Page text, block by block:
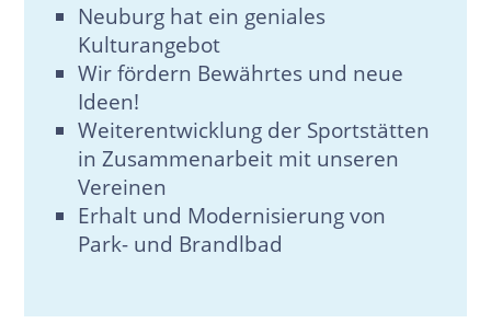
Neuburg hat ein geniales
Kulturangebot
Wir fördern Bewährtes und neue
Ideen!
Weiterentwicklung der Sportstätten
in Zusammenarbeit mit unseren
Vereinen
Erhalt und Modernisierung von
Park- und Brandlbad